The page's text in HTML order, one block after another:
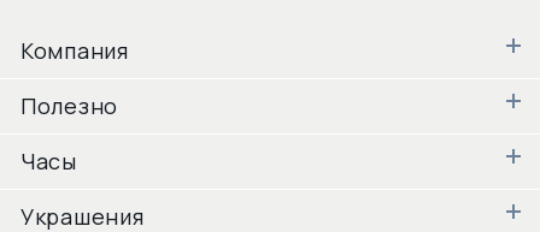
Компания
Полезно
Часы
Украшения